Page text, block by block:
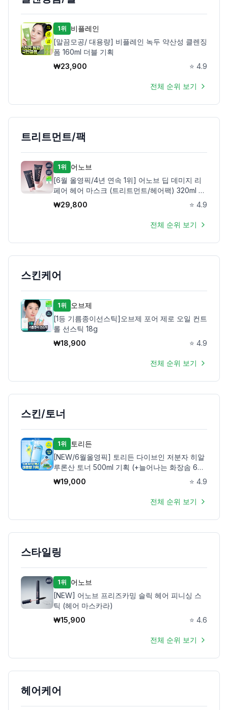
1위
비플레인
[말끔모공/ 대용량] 비플레인 녹두 약산성 클렌징
폼 160ml 더블 기획
₩23,900 ⭐ 4.9
전체 순위 보기
트리트먼트/팩
1위
어노브
[6월 올영픽/4년 연속 1위] 어노브 딥 데미지 리
페어 헤어 마스크 (트리트먼트/헤어팩) 320ml 더
블/듀오 기획
₩29,800 ⭐ 4.9
전체 순위 보기
스킨케어
1위
오브제
[1등 기름종이선스틱]오브제 포어 제로 오일 컨트
롤 선스틱 18g
₩18,900 ⭐ 4.9
전체 순위 보기
스킨/토너
1위
토리든
[NEW/6월올영픽] 토리든 다이브인 저분자 히알
루론산 토너 500ml 기획 (+늘어나는 화장솜 60
매)
₩19,000 ⭐ 4.9
전체 순위 보기
스타일링
1위
어노브
[NEW] 어노브 프리즈카밍 슬릭 헤어 피니싱 스
틱 (헤어 마스카라)
₩15,900 ⭐ 4.6
전체 순위 보기
헤어케어